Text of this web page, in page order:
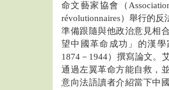
命文藝家協會（
révolutionnaires）舉行的反
準備跟隨與他政治意見相
望中國革命成功」的漢學
1874－1944）撰寫論文。
通過左翼革命方能自救，
意向法語讀者介紹當下中